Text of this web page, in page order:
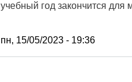
учебный год закончится
пн, 15/05/2023 - 19:36